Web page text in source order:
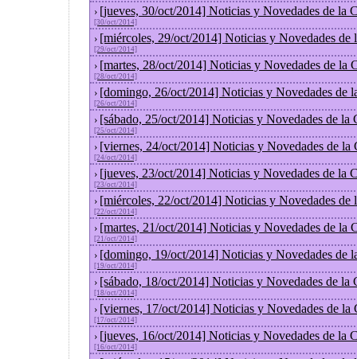
› [jueves, 30/oct/2014] Noticias y Novedades de la
[30/oct/2014]
› [miércoles, 29/oct/2014] Noticias y Novedades de
[29/oct/2014]
› [martes, 28/oct/2014] Noticias y Novedades de la
[28/oct/2014]
› [domingo, 26/oct/2014] Noticias y Novedades de
[26/oct/2014]
› [sábado, 25/oct/2014] Noticias y Novedades de la
[25/oct/2014]
› [viernes, 24/oct/2014] Noticias y Novedades de la
[24/oct/2014]
› [jueves, 23/oct/2014] Noticias y Novedades de la
[23/oct/2014]
› [miércoles, 22/oct/2014] Noticias y Novedades de
[22/oct/2014]
› [martes, 21/oct/2014] Noticias y Novedades de la
[21/oct/2014]
› [domingo, 19/oct/2014] Noticias y Novedades de
[19/oct/2014]
› [sábado, 18/oct/2014] Noticias y Novedades de la
[18/oct/2014]
› [viernes, 17/oct/2014] Noticias y Novedades de la
[17/oct/2014]
› [jueves, 16/oct/2014] Noticias y Novedades de la
[16/oct/2014]